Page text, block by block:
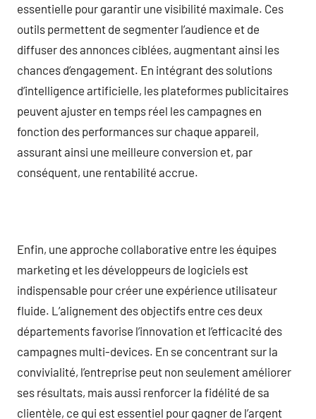
essentielle pour garantir une visibilité maximale. Ces
outils permettent de segmenter l’audience et de
diffuser des annonces ciblées, augmentant ainsi les
chances d’engagement. En intégrant des solutions
d’intelligence artificielle, les plateformes publicitaires
peuvent ajuster en temps réel les campagnes en
fonction des performances sur chaque appareil,
assurant ainsi une meilleure conversion et, par
conséquent, une rentabilité accrue.
Enfin, une approche collaborative entre les équipes
marketing et les développeurs de logiciels est
indispensable pour créer une expérience utilisateur
fluide. L’alignement des objectifs entre ces deux
départements favorise l’innovation et l’efficacité des
campagnes multi-devices. En se concentrant sur la
convivialité, l’entreprise peut non seulement améliorer
ses résultats, mais aussi renforcer la fidélité de sa
clientèle, ce qui est essentiel pour gagner de l’argent